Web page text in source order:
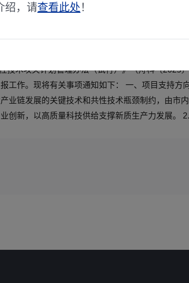
科研院所，各有关单位： 为加快实现科技创新与
；以及进一步加强与我市对口地区（松原市、达
术攻关计划管理办法（试行）》（舟科〔2025
工作。现将有关事项通知如下： 一、项目支持方
业链发展的关键技术和共性技术瓶颈制约，由市
新，以高质量科技供给支撑新质生产力发展。
绍，请查看此处 ！